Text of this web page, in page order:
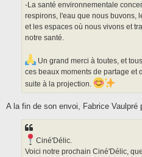
-La santé environnementale
respirons, l'eau que nous buvons,
et les espaces où nous vivons et
notre santé.
Un grand merci à toutes, et
ces beaux moments de partage et
suite à la projection.
A la fin de son envoi, Fabrice Vaulpré
Ciné'Délic.
Voici notre prochain Ciné'Délic,